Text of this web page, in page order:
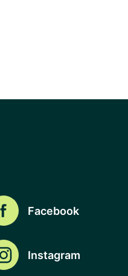
Facebook
Instagram